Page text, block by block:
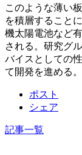
このような薄い
を積層すること
機太陽電池など
される。研究グ
バイスとしての
て開発を進める。
ポスト
シェア
記事一覧